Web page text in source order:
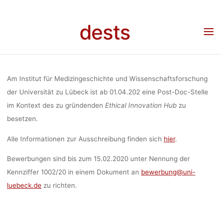
dests
DOC,
Anja Klein 14.
Stellenangebot: Wissenschaftliche*r Mitarbeiter*in (Post-
Am Institut für Medizingeschichte und Wissenschaftsforschung
der Universität zu Lübeck ist ab 01.04.202 eine Post-Doc-Stelle
im Kontext des zu gründenden Ethical Innovation Hubzu
besetzen.
Alle Informationen zur Ausschreibung finden sich hier.
Bewerbungen sind bis zum 15.02.2020 unter Nennung der
Kennziffer 1002/20 in einem Dokument an bewerbung@uni-
luebeck.dezu richten.